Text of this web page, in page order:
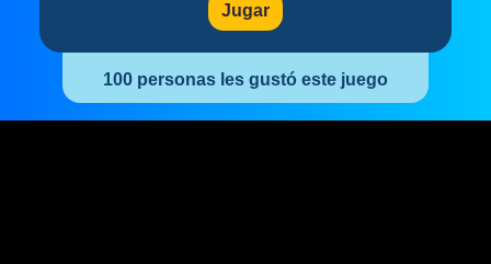
Jugar
100 personas les gustó este juego